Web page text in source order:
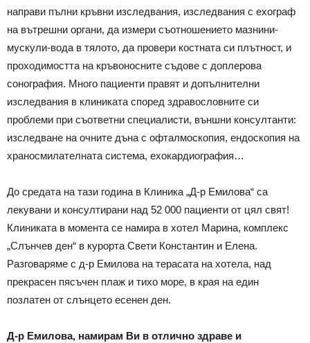
направи пълни кръвни изследвания, изследвания с ехограф
на вътрешни органи, да измери съотношението мазнини-
мускули-вода в тялото, да провери костната си плътност, и
проходимостта на кръвоносните съдове с доплерова
сонография. Много пациенти правят и допълнителни
изследвания в клиниката според здравословните си
проблеми при съответни специалисти, външни консултанти:
изследване на очните дъна с офталмоскопия, ендоскопия на
храносмилателната система, ехокардиография…
До средата на тази година в Клиника „Д-р Емилова“ са
лекувани и консултирани над 52 000 пациенти от цял свят!
Клиниката в момента се намира в хотел Марина, комплекс
„Слънчев ден“ в курорта Свети Константин и Елена.
Разговаряме с д-р Емилова на терасата на хотела, над
прекрасен пясъчен плаж и тихо море, в края на един
позлатен от слънцето есенен ден.
Д-р Емилова, намирам Ви в отлично здраве и